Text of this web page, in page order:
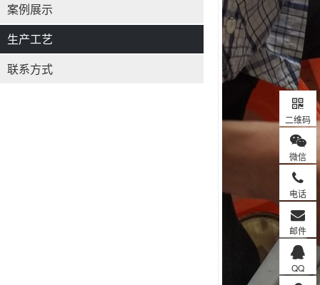
案例展示
生产工艺
联系方式
二维码
微信
电话
邮件
QQ